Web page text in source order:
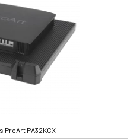
ProArt PA32KCX